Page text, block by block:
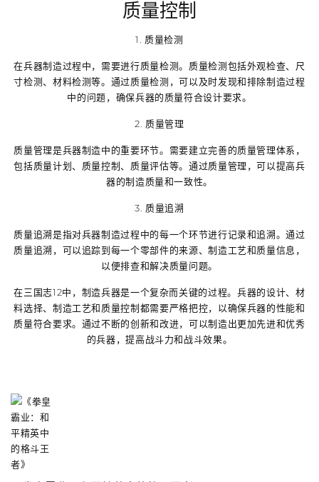
质量控制
1. 质量检测
在兵器制造过程中，需要进行质量检测。质量检测包括外观检查、尺
寸检测、材料检测等。通过质量检测，可以及时发现和排除制造过程
中的问题，确保兵器的质量符合设计要求。
2. 质量管理
质量管理是兵器制造中的重要环节。需要建立完善的质量管理体系，
包括质量计划、质量控制、质量评估等。通过质量管理，可以提高兵
器的制造质量和一致性。
3. 质量追溯
质量追溯是指对兵器制造过程中的每一个环节进行记录和追溯。通过
质量追溯，可以追踪到每一个零部件的来源、制造工艺和质量信息，
以便排查和解决质量问题。
在三国志12中，制造兵器是一个复杂而关键的过程。兵器的设计、材
料选择、制造工艺和质量控制都需要严格把控，以确保兵器的性能和
质量符合要求。通过不断的创新和改进，可以制造出更加先进和优秀
的兵器，提高战斗力和战斗效果。